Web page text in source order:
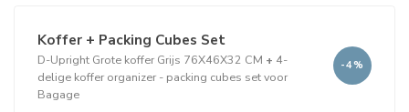
Koffer + Packing Cubes Set
D-Upright Grote koffer Grijs 76X46X32 CM + 4-
delige koffer organizer - packing cubes set voor
Bagage
-4%